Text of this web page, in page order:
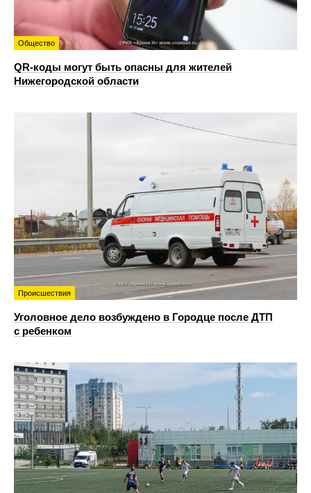
Общество
QR-коды могут быть опасны для жителей
Нижегородской области
Происшествия
Уголовное дело возбуждено в Городце после ДТП
с ребенком